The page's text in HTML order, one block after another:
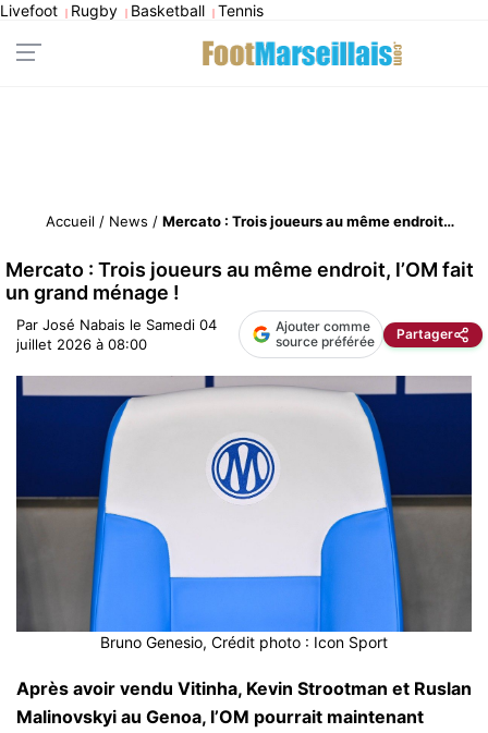
Livefoot | Rugby | Basketball | Tennis
Accueil / News / Mercato : Trois joueurs au même endroit, l’OM fait un grand ménage !
Mercato : Trois joueurs au même endroit, l’OM fait
un grand ménage !
Par José Nabais le Samedi 04
juillet 2026 à 08:00
Ajouter comme
source préférée
Partager
Bruno Genesio, Crédit photo : Icon Sport
Après avoir vendu Vitinha, Kevin Strootman et Ruslan
Malinovskyi au Genoa, l’OM pourrait maintenant